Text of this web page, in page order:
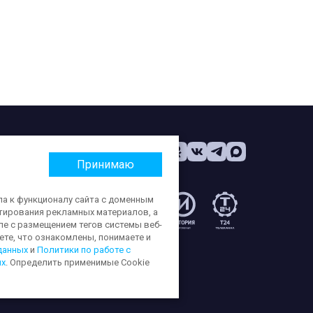
данных
Принимаю
к функционалу сайта с доменным
рекламных материалов, а
с размещением тегов системы веб-
что ознакомлены, понимаете и
и Политики по работе с
. Определить применимые Cookie